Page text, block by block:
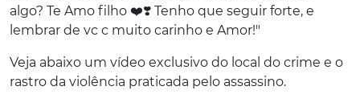
algo? Te Amo filho ❤️❣️ Tenho que seguir forte, e
lembrar de vc c muito carinho e Amor!"
Veja abaixo um vídeo exclusivo do local do crime e o
rastro da violência praticada pelo assassino.